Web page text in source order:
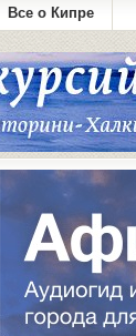
Все о Кипре